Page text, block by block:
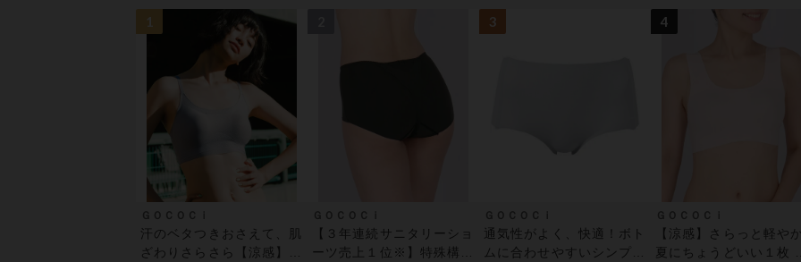
1
汗のベタつきおさえて、肌
ざわりさらさら【涼感】
【３年連続サニタリーショ
ーツ売上１位※】特殊構造
3
通気性がよく、快適！ボト
ムに合わせやすいシンプル
4
【涼感】さらっと軽やか
夏にちょうどいい１枚 ハ